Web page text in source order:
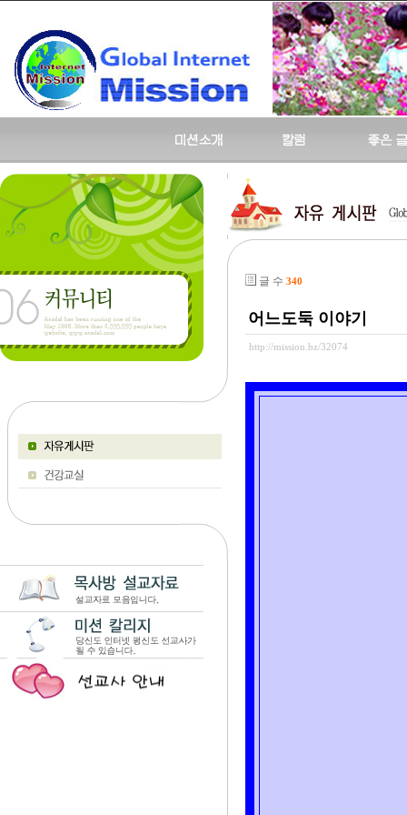
글 수 340
어느도둑 이야기
http://mission.bz/32074